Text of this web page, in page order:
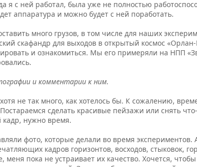
я с ней работал, была уже не полностью
аппаратура и можно будет с ней поработать.
много грузов, в том числе для наших
скафандр для выходов в открытый космос
и ознакомиться. Мы его примеряли на НПП
и комментарии к ним.
не так много, как хотелось бы. К сожалению,
сделать красивые пейзажи или снять
нужно время.
фото, которые делали во время экспериментов.
кадров горизонтов, восходов, стыковок,
пока не устраивает их качество. Хочется, чтобы